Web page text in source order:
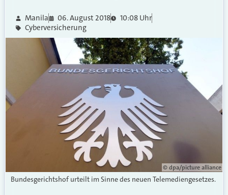
Manila 06. August 2018
10:08 Uhr
Cyberversicherung
© dpa/picture alliance
Bundesgerichtshof urteilt im Sinne des neuen Telemediengesetzes.